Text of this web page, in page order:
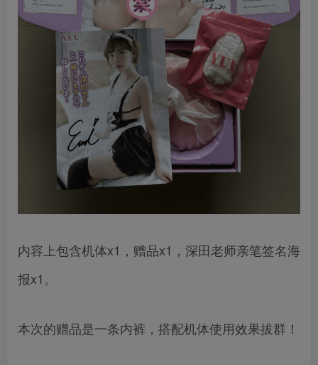
内容上包含机体x1，赠品x1，深田老师亲笔签名海
报x1。
本次的赠品是一条内裤，搭配机体使用效果拔群！